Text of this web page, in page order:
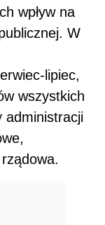
wpływ na
W
lipiec,
wszystkich
administracji
rządowa.